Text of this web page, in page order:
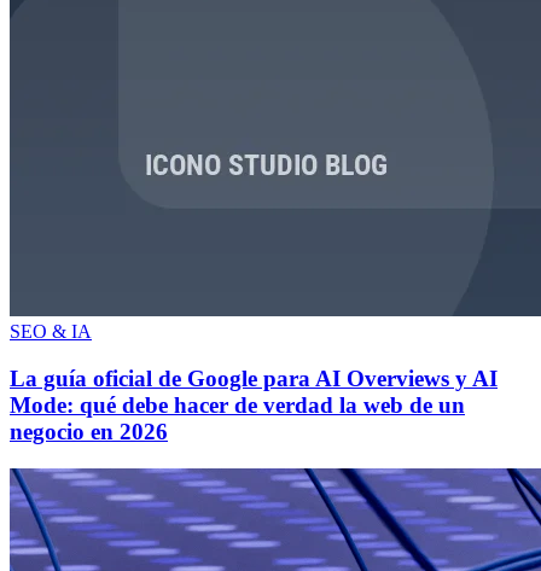
SEO & IA
La guía oficial de Google para AI Overviews y AI
Mode: qué debe hacer de verdad la web de un
negocio en 2026